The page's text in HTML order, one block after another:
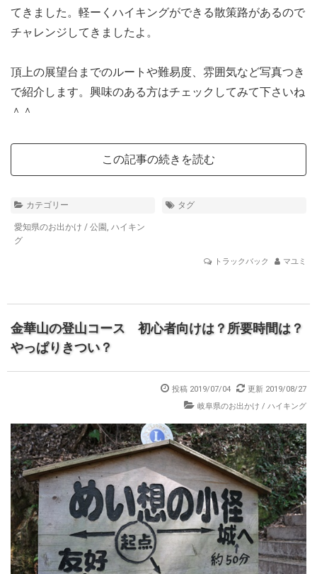
てきました。軽ーくハイキングができる散策路があるので
チャレンジしてきましたよ。
頂上の展望台までのルートや難易度、雰囲気など写真つき
で紹介します。興味のある方はチェックしてみて下さいね
＾＾
この記事の続きを読む
カテゴリー
愛知県のお出かけ / 公園 ハイキン
グ
タグ
トラックバック マユミ
金華山の登山コース 初心者向けは？所要時間は？
やっぱりきつい？
投稿 2019/07/04
更新 2019/08/27
岐阜県のお出かけ / ハイキング